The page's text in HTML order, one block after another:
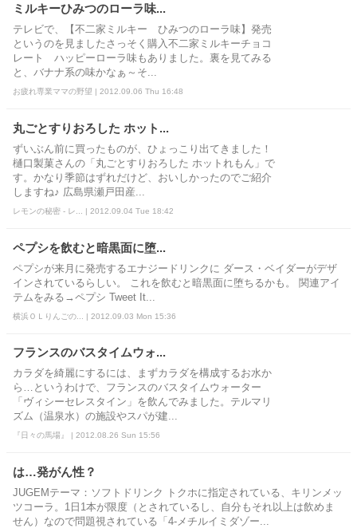
ミルキーひみつのローラ味...
テレビで、【不二家ミルキー ひみつのローラ味】発売
というのを見ましたさっそく購入不二家ミルキーチョコ
レート ハッピーローラ味もありました。裏を見てみる
と、バナナ系の味かなぁ～そ...
お疲れ専業ママの野望 | 2012.09.06 Thu 16:48
丸ごとすりおろした ホット...
ずいぶん前に買ったものが、ひょっこり出てきました！
樋口製菓さんの「丸ごとすりおろした ホットれもん」で
す。かなり季節はずれだけど、おいしかったのでご紹介
しますね♪ 広島県瀬戸田産...
レモンの秘密 - レ... | 2012.09.04 Tue 18:42
ペプシを飲むと暗黒面に堕...
ペプシが来月に発売するエナジードリンクに ダース・ベイダーがデザ
インされているらしい。 これを飲むと暗黒面に堕ちるかも。 関連アイ
テムをみる→ペプシ Tweet It...
横浜ＯＬりんごの... | 2012.09.03 Mon 15:36
フランスのバスタイムウォ...
カラダを綺麗にするには、まずカラダを構成するお水か
ら…というわけで、フランスのバスタイムウォーター
「ヴィシーセレスタイン」を飲んでみました。テルマリ
ズム（温泉水）の施設やスパが建...
『日々の馬場』 | 2012.08.26 Sun 15:56
は…発がん性？
JUGEMテーマ：ソフトドリンク トクホに指定されている、キリンメッ
ツコーラ。1日1本が限度（とされているし、自分もそれ以上は飲めま
せん）なので問題視されている「4-メチルイミダゾー...